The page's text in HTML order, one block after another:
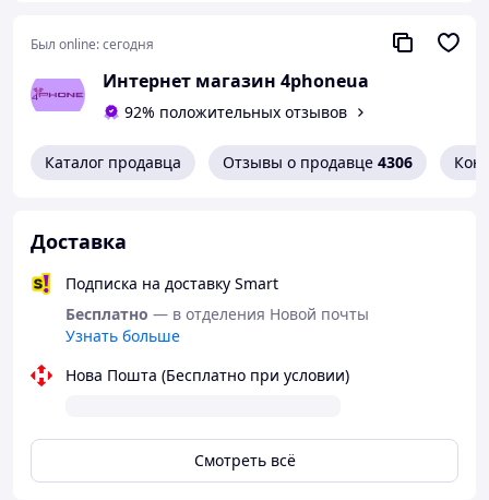
Был online:сегодня
Интернет магазин 4phoneua
92% положительных отзывов
Каталог продавца Отзывы о продавце 4306
Доставка
Подписка на доставку Smart
Бесплатно — в отделения Новой почты
Узнать больше
Нова Пошта (Бесплатно при условии)
Смотреть всё